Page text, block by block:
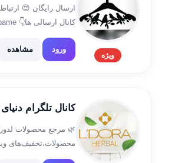
ویژه
تولیدی) مدلهای
09196707287 ورود به […]
ورود مشاهده
کانال تلگرام دنیای
🌿 مرجع محصولات
محصولات،تخفیف‌های
✅معرفی محصول